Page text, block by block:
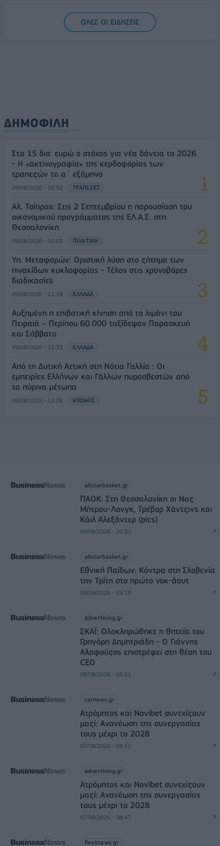
Υπ. Μεταφορών: Οριστική λύση στο ζήτημα των
πινακίδων κυκλοφορίας - Τέλος στις χρονοβόρες
ΟΛΕΣ ΟΙ ΕΙΔΗΣΕΙΣ
ΔΗΜΟΦΙΛΗ
Στα 15 δισ. ευρώ ο στόχος για νέα δάνεια το 2026
- Η «ακτινογραφία» της κερδοφορίας των
τραπεζών το α΄ εξάμηνο
09/08/2026 - 10:52 ΤΡΑΠΕΖΕΣ
Αλ. Τσίπρας: Στις 2 Σεπτεμβρίου η παρουσίαση του
οικονομικού προγράμματος της ΕΛ.Α.Σ. στη
Θεσσαλονίκη
09/08/2026 - 10:03 ΠΟΛΙΤΙΚΗ
Υπ. Μεταφορών: Οριστική λύση στο ζήτημα των
πινακίδων κυκλοφορίας - Τέλος στις χρονοβόρες
διαδικασίες
09/08/2026 - 11:18 ΕΛΛΑΔΑ
Αυξημένη η επιβατική κίνηση από το λιμάνι του
Πειραιά – Περίπου 60.000 ταξίδεψαν Παρασκευή
και Σάββατο
09/08/2026 - 12:33 ΕΛΛΑΔΑ
Από τη Δυτική Αττική στη Νότια Γαλλία : Οι
εμπειρίες Ελλήνων και Γάλλων πυροσβεστών από
τα πύρινα μέτωπα
09/08/2026 - 12:08 ΚΟΣΜΟΣ
allstarbasket.gr
ΠΑΟΚ: Στη Θεσσαλονίκη οι Ναζ
Μήτρου-Λονγκ, Τρέβορ Χάντζινς και
Κάιλ Αλεξάντερ (pics)
09/08/2026 - 20:32
allstarbasket.gr
Εθνική Παίδων: Κόντρα στη Σλοβενία
την Τρίτη στο πρώτο νοκ-άουτ
09/08/2026 - 19:19
advertising.gr
ΣΚΑΪ: Ολοκληρώθηκε η θητεία του
Γρηγόρη Δημητριάδη - Ο Γιάννης
Αλαφούζος επιστρέφει στη θέση του
CEO
08/08/2026 - 06:51
csrnews.gr
Ατρόμητος και Novibet συνεχίζουν
μαζί: Ανανέωση της συνεργασίας
τους μέχρι το 2028
07/08/2026 - 08:52
advertising.gr
Ατρόμητος και Novibet συνεχίζουν
μαζί: Ανανέωση της συνεργασίας
τους μέχρι το 2028
07/08/2026 - 08:47
fleetnews.gr